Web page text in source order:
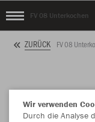
FV 08 Unterkochen
ZURÜCK FV 08
Wir verwenden
Durch die Analyse